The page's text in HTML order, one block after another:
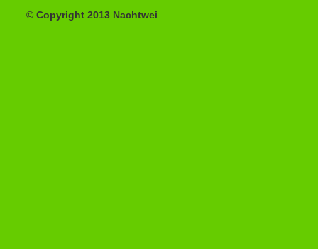
© Copyright 2013 Nachtwei